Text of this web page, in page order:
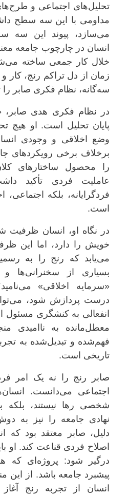
تحلیل‌های اجتماعی و طرح‌های
مداومی با این سه سطح داشت.
می‌سازد، پیوند این سه
انسان در چارچوب جامعه معنا
خلال کار جمعی ساخته
زمان از دل تراکم رنج، کار و
سه‌گانه، نظام فکری صابر را
در نظام فکری هدی صابر،
پایان تحلیل است. او هیچ
وضع اخلاقی و وجودی
برخلاف برخی رویکردهای
را محصول ساختارهای کلان
عاملیت فردی تأکید
فردگرایانه، بلکه اجتماعی،
است.
در نگاه او، انسان ظرفیت
خویش را دارد، اما این
می‌یابد که رنج را به رسمیت
بسیاری از سخنرانی‌ها و
«سرمایه اخلاقی» می‌نامید؛
درست پردازش شود،
انفعالی به کنشگری مسئول
معطل‌مانده به ناامیدی
فهم‌شده و تبدیل‌شده به
تاریخی است.
صابر رنج را نه یک امر
اجتماعی می‌دانست. انسان‌ها
شخصی رها نیستند، بلکه
نهادی جامعه را نیز به
دلیل، صابر معتقد بود که
اصلاح فردی قناعت کند. او
درگیر شود: پروژه‌ای که
پیشبرد جامعه باشد. از این
انسان از تجربه رنج آغاز